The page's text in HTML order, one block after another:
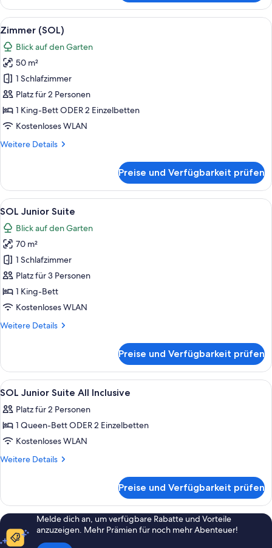
Suite
(SOL)
Alle
Fotos
für
Zimmer
(SOL)
anzeigen
Ein modernes Hotelzimmer mit Bett,
7
Zimmer (SOL)
Blick auf den Garten
50 m²
1 Schlafzimmer
Platz für 2 Personen
1 King-Bett ODER 2 Einzelbetten
Kostenloses WLAN
Weitere Details
Weitere
(SOL)
Preise und Verfügbarkeit prüfen
Alle
Fotos
für
SOL
Junior
Suite
anzeigen
Ein modernes Hotelzimmer mit Bett,
5
SOL Junior Suite
Blick auf den Garten
70 m²
1 Schlafzimmer
Platz für 3 Personen
1 King-Bett
Kostenloses WLAN
Weitere Details
Weitere
Junior
Suite
Preise und Verfügbarkeit prüfen
Alle
Fotos
für
SOL
Junior
Suite
anzeigen
Ein modernes Hotelzimmer mit Bett,
5
SOL Junior Suite All Inclusive
Platz für 2 Personen
1 Queen-Bett ODER 2 Einzelbetten
Kostenloses WLAN
Weitere Details
Weitere
Junior
Suite
All
Inclusive
Preise und Verfügbarkeit prüfen
Melde dich an, um verfügbare Rabatte und Vorteile
anzuzeigen. Mehr Prämien für noch mehr Abenteuer!